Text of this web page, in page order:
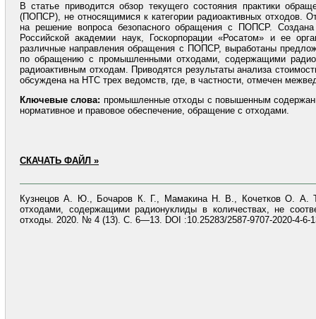
В статье приводится обзор текущего состояния практики
(ПОПСР), не относящимися к категории радиоактивных отходов.
на решение вопроса безопасного обращения с ПОПСР.
Российской академии наук, Госкорпорации «Росатом» и ее
различные направления обращения с ПОПСР, выработаны
по обращению с промышленными отходами, содержащими
радиоактивным отходам. Приводятся результаты анализа
обсуждена на НТС трех ведомств, где, в частности, отмечен
Ключевые слова: промышленные отходы с повышенным
нормативное и правовое обеспечение, обращение с отходами.
СКАЧАТЬ ФАЙЛ »
Кузнецов А. Ю., Бочаров К. Г., Мамакина Н. В., Кочетков О. А.
отходами, содержащими радионуклиды в количествах, не
отходы. 2020. № 4 (13). С. 6—13. DOI :10.25283/2587-9707-2020-4-6-